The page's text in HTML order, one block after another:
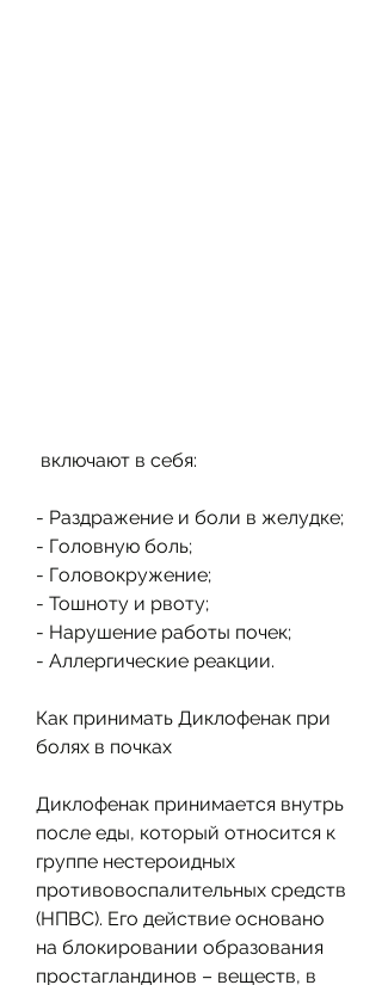
включают в себя:
- Раздражение и боли в желудке;
- Головную боль;
- Головокружение;
- Тошноту и рвоту;
- Нарушение работы почек;
- Аллергические реакции.
Как принимать Диклофенак при
болях в почках
Диклофенак принимается внутрь
после еды, который относится к
группе нестероидных
противовоспалительных средств
(НПВС). Его действие основано
на блокировании образования
простагландинов – веществ, в